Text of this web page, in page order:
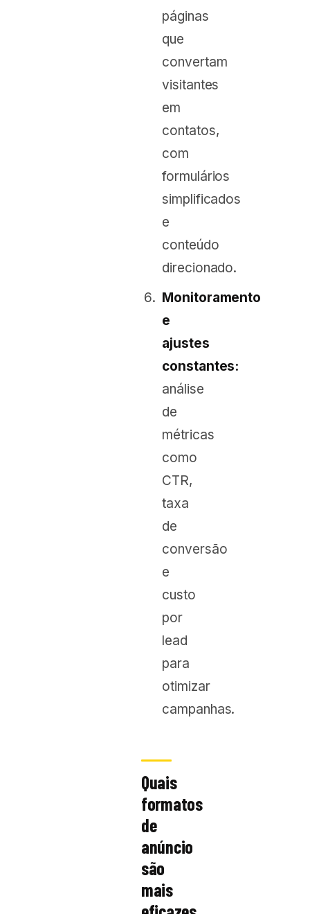
páginas
que
convertam
visitantes
em
contatos,
com
formulários
simplificados
e
conteúdo
direcionado.
Monitoramento
e
ajustes
constantes:
análise
de
métricas
como
CTR,
taxa
de
conversão
e
custo
por
lead
para
otimizar
campanhas.
Quais
formatos
de
anúncio
são
mais